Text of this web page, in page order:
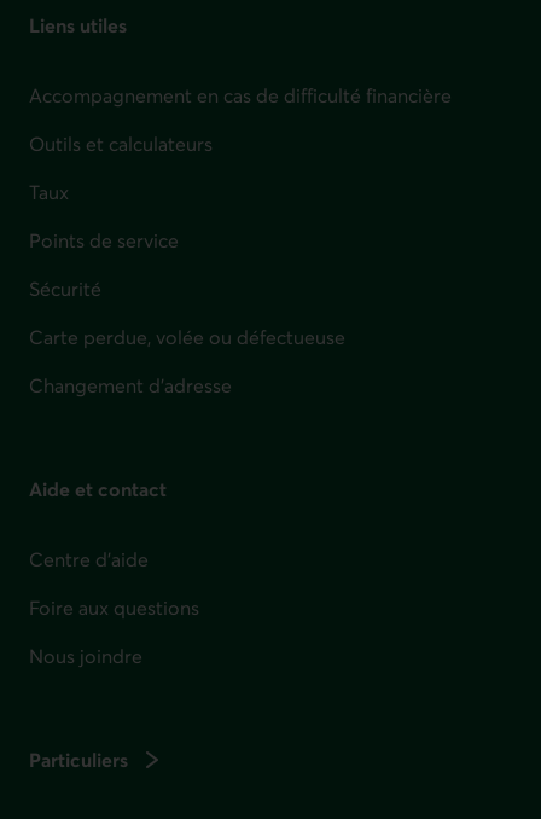
Liens utiles
Accompagnement en cas de difficulté financière
Outils et calculateurs
Taux
Points de service
Sécurité
Carte perdue, volée ou défectueuse
Changement d'adresse
Aide et contact
Centre d'aide
Foire aux questions
Nous joindre
Particuliers